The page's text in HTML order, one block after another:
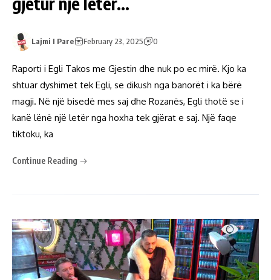
Lajmi I Pare February 23, 2025 0
Raporti i Egli Takos me Gjestin dhe nuk po ec mirë. Kjo ka
shtuar dyshimet tek Egli, se dikush nga banorët i ka bërë
magji. Në një bisedë mes saj dhe Rozanës, Egli thotë se i
kanë lënë një letër nga hoxha tek gjërat e saj. Një faqe
tiktoku, ka
Continue Reading